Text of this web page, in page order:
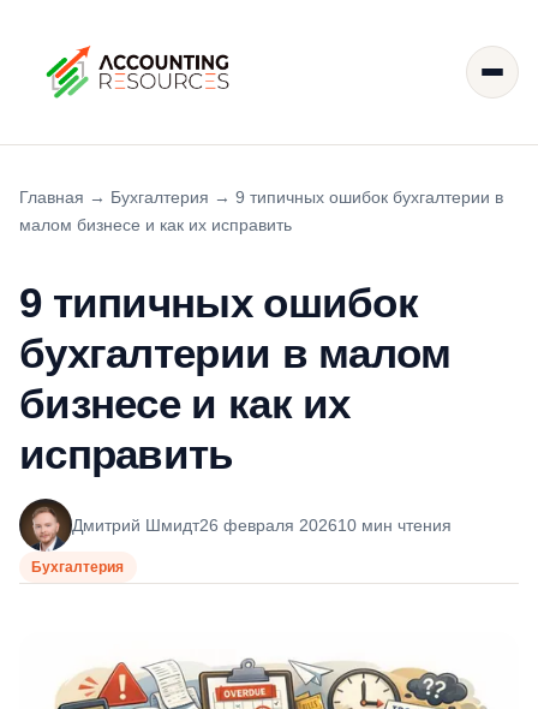
Главная → Бухгалтерия → 9 типичных ошибок бухгалтерии в
малом бизнесе и как их исправить
9 типичных ошибок
бухгалтерии в малом
бизнесе и как их
исправить
Дмитрий Шмидт26 февраля 202610 мин чтения
Бухгалтерия